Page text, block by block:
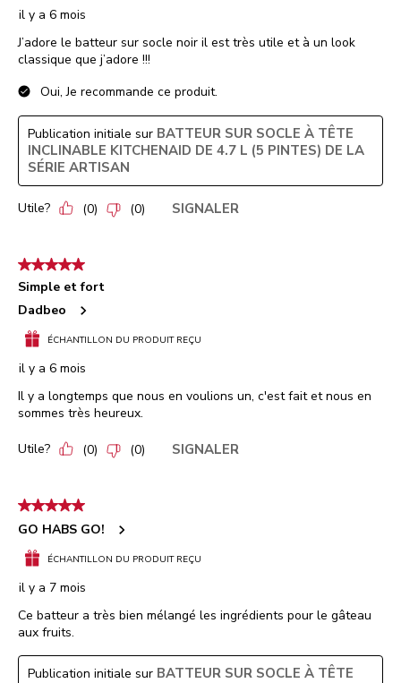
il y a 6 mois
J’adore le batteur sur socle noir il est très utile et à un look
classique que j’adore !!!
Oui, Je recommande ce produit.
Publication initiale sur BATTEUR SUR SOCLE À TÊTE
INCLINABLE KITCHENAID DE 4.7 L (5 PINTES) DE LA
SÉRIE ARTISAN
Utile? (0) (0) SIGNALER
5 étoile(s) sur 5.
Simple et fort
Dadbeo
ÉCHANTILLON DU PRODUIT REÇU
il y a 6 mois
Il y a longtemps que nous en voulions un, c'est fait et nous en
sommes très heureux.
Utile? (0) (0) SIGNALER
5 étoile(s) sur 5.
GO HABS GO!
ÉCHANTILLON DU PRODUIT REÇU
il y a 7 mois
Ce batteur a très bien mélangé les ingrédients pour le gâteau
aux fruits.
Publication initiale sur BATTEUR SUR SOCLE À TÊTE